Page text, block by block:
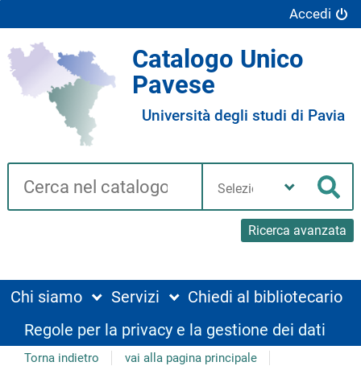
Accedi
Catalogo Unico
Pavese
Università degli studi di Pavia
Cerca su "Catalogo"
Ricerca avanzata
biblioteca
Chi siamo Servizi
Chiedi al bibliotecario
Regole per la privacy e la gestione dei dati
Torna indietro vai alla pagina principale